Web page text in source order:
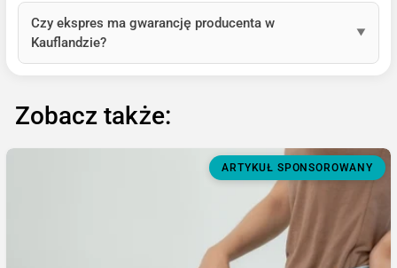
Czy ekspres ma gwarancję producenta w
Kauflandzie?
Zobacz także:
ARTYKUŁ SPONSOROWANY